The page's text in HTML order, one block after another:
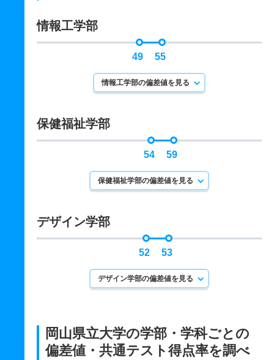
情報工学部
49 55
情報工学部の偏差値を見る
保健福祉学部
54 59
保健福祉学部の偏差値を見る
デザイン学部
52 53
デザイン学部の偏差値を見る
岡山県立大学の学部・学科ごとの
偏差値・共通テスト得点率を調べ